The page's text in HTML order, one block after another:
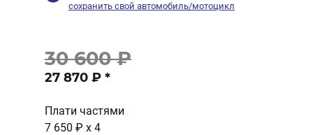
сохранить свой автомобиль/мотоцикл
30 600 ₽
27 870 ₽ *
Плати частями
7 650 ₽ x 4